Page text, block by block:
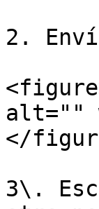
2.
alt=""
</
3\.